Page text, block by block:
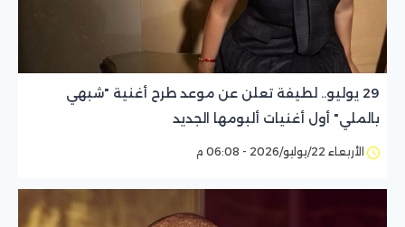
29 يوليو.. لطيفة تعلن عن موعد طرح أغنية "شبهي
بالملي" أول أغنيات ألبومها الجديد
الأربعاء 22/يوليو/2026 - 06:08 م